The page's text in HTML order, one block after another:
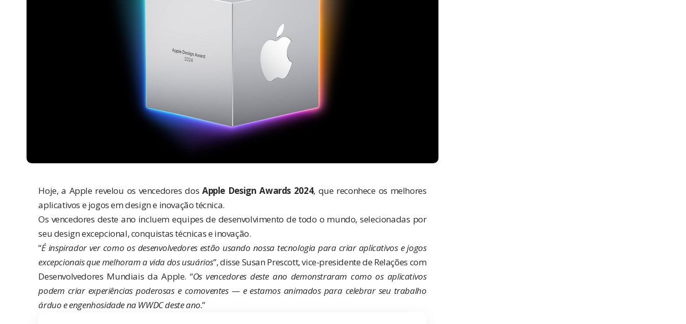
Hoje, a Apple revelou os vencedores dosApple Design Awards 2024, que reconhece os melhores
aplicativos e jogos em design e inovação técnica.
Os vencedores deste ano incluem equipes de desenvolvimento de todo o mundo, selecionadas por
seu design excepcional, conquistas técnicas e inovação.
“É inspirador ver como os desenvolvedores estão usando nossa tecnologia para criar aplicativos e jogos
excepcionais que melhoram a vida dos usuários”, disse Susan Prescott, vice-presidente de Relações com
Desenvolvedores Mundiais da Apple. “Os vencedores deste ano demonstraram como os aplicativos
podem criar experiências poderosas e comoventes — e estamos animados para celebrar seu trabalho
árduo e engenhosidade na WWDC deste ano.”